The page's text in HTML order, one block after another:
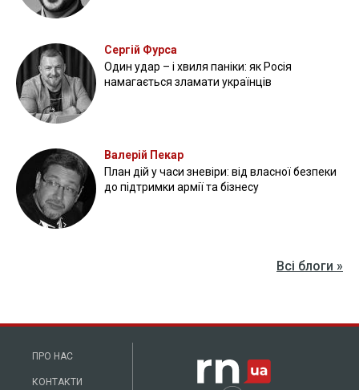
Сергій Фурса
Один удар – і хвиля паніки: як Росія
намагається зламати українців
Валерій Пекар
План дій у часи зневіри: від власної безпеки
до підтримки армії та бізнесу
Всі блоги »
ПРО НАС
КОНТАКТИ